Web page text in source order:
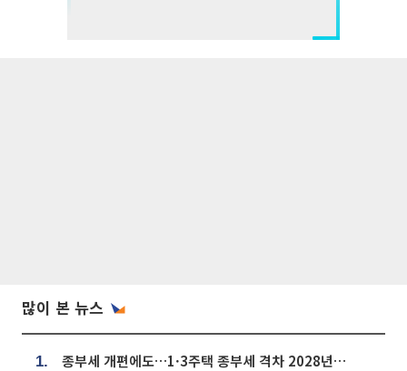
많이 본 뉴스
1. 종부세 개편에도…1·3주택 종부세 격차 2028년부터 확대